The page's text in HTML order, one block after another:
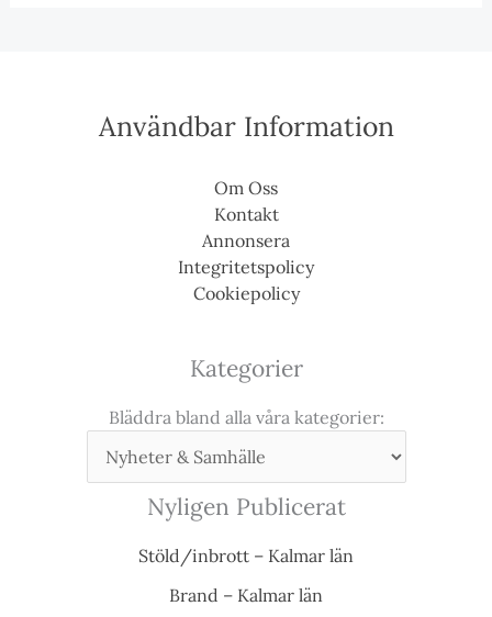
Användbar Information
Om Oss
Kontakt
Annonsera
Integritetspolicy
Cookiepolicy
Kategorier
Bläddra bland alla våra kategorier:
Nyligen Publicerat
Stöld/inbrott – Kalmar län
Brand – Kalmar län